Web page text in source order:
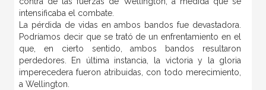
intensificaba el combate.
La pérdida de vidas en ambos bandos fue devastadora.
Podríamos decir que se trató de un enfrentamiento en el
que, en cierto sentido, ambos bandos resultaron
perdedores. En última instancia, la victoria y la gloria
imperecedera fueron atribuidas, con todo merecimiento,
a Wellington.